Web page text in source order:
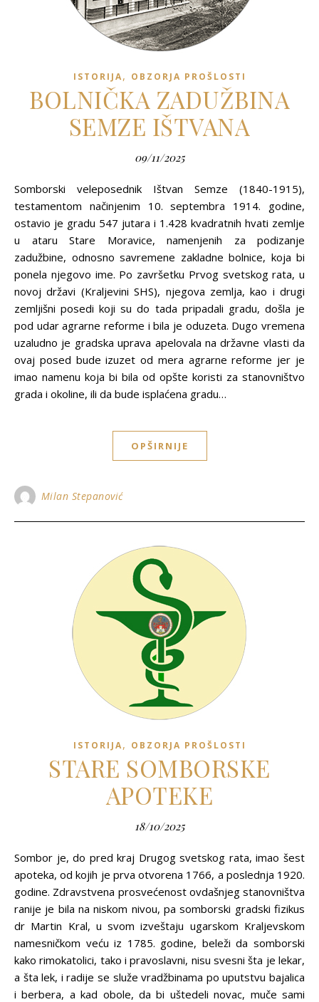
ISTORIJA, OBZORJA PROŠLOSTI
BOLNIČKA ZADUŽBINA
SEMZE IŠTVANA
09/11/2025
Somborski veleposednik Ištvan Semze (1840-1915),
testamentom načinjenim 10. septembra 1914. godine,
ostavio je gradu 547 jutara i 1.428 kvadratnih hvati zemlje
u ataru Stare Moravice, namenjenih za podizanje
zadužbine, odnosno savremene zakladne bolnice, koja bi
ponela njegovo ime. Po završetku Prvog svetskog rata, u
novoj državi (Kraljevini SHS), njegova zemlja, kao i drugi
zemljišni posedi koji su do tada pripadali gradu, došla je
pod udar agrarne reforme i bila je oduzeta. Dugo vremena
uzaludno je gradska uprava apelovala na državne vlasti da
ovaj posed bude izuzet od mera agrarne reforme jer je
imao namenu koja bi bila od opšte koristi za stanovništvo
grada i okoline, ili da bude isplaćena gradu…
OPŠIRNIJE
Milan Stepanović
ISTORIJA, OBZORJA PROŠLOSTI
STARE SOMBORSKE
APOTEKE
18/10/2025
Sombor je, do pred kraj Drugog svetskog rata, imao šest
apoteka, od kojih je prva otvorena 1766, a poslednja 1920.
godine. Zdravstvena prosvećenost ovdašnjeg stanovništva
ranije je bila na niskom nivou, pa somborski gradski fizikus
dr Martin Kral, u svom izveštaju ugarskom Kraljevskom
namesničkom veću iz 1785. godine, beleži da somborski
kako rimokatolici, tako i pravoslavni, nisu svesni šta je lekar,
a šta lek, i radije se služe vradžbinama po uputstvu bajalica
i berbera, a kad obole, da bi uštedeli novac, muče sami